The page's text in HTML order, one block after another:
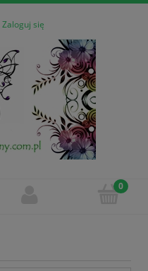
Zaloguj się